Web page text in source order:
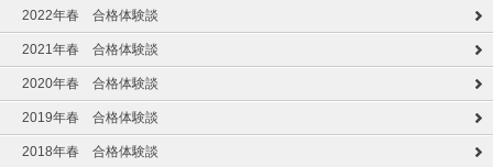
2022年春 合格体験談
2021年春 合格体験談
2020年春 合格体験談
2019年春 合格体験談
2018年春 合格体験談